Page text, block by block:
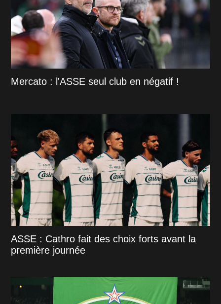
Mercato : l'ASSE seul club en négatif !
ASSE : Cathro fait des choix forts avant la
première journée